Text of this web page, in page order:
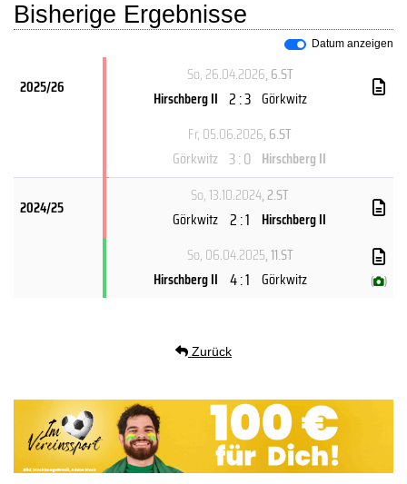
Bisherige Ergebnisse
Datum anzeigen
2025/26
So, 26.04.2026, 6.ST
Hirschberg II 2 : 3 Görkwitz
Fr, 05.06.2026, 6.ST
Görkwitz 3 : 0 Hirschberg II
2024/25
So, 13.10.2024, 2.ST
Görkwitz 2 : 1 Hirschberg II
So, 06.04.2025, 11.ST
Hirschberg II 4 : 1 Görkwitz ( )
Zurück